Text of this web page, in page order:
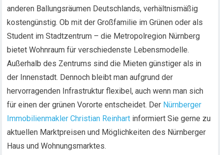
anderen Ballungsräumen Deutschlands, verhältnismäßig
kostengünstig. Ob mit der Großfamilie im Grünen oder als
Student im Stadtzentrum – die Metropolregion Nürnberg
bietet Wohnraum für verschiedenste Lebensmodelle.
Außerhalb des Zentrums sind die Mieten günstiger als in
der Innenstadt. Dennoch bleibt man aufgrund der
hervorragenden Infrastruktur flexibel, auch wenn man sich
für einen der grünen Vororte entscheidet. Der Nürnberger
Immobilienmakler Christian Reinhart informiert Sie gerne zu
aktuellen Marktpreisen und Möglichkeiten des Nürnberger
Haus und Wohnungsmarktes.